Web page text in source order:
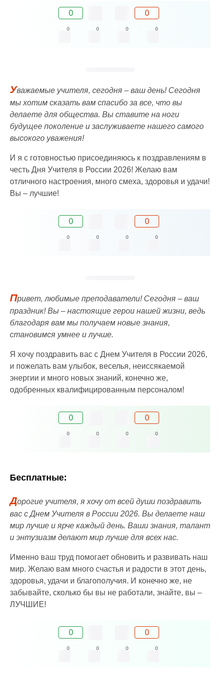
0 0
0 0 0 0
Уважаемые учителя, сегодня – ваш день! Сегодня
мы хотим сказать вам спасибо за все, что вы
делаете для общества. Вы ставите на ноги
будущее поколение и заслуживаете нашего самого
высокого уважения!
И я с готовностью присоединяюсь к поздравлениям в
честь Дня Учителя в России 2026! Желаю вам
отличного настроения, много смеха, здоровья и удачи!
Вы – лучшие!
0 0
0 0 0 0
Привет, любимые преподаватели! Сегодня – ваш
праздник! Вы – настоящие герои нашей жизни, ведь
благодаря вам мы получаем новые знания,
становимся умнее и лучше.
Я хочу поздравить вас с Днем Учителя в России 2026,
и пожелать вам улыбок, веселья, неиссякаемой
энергии и много новых знаний, конечно же,
одобренных квалифицированным персоналом!
0 0
0 0 0 0
Бесплатные:
Дорогие учителя, я хочу от всей души поздравить
вас с Днем Учителя в России 2026. Вы делаете наш
мир лучше и ярче каждый день. Ваши знания, талант
и энтузиазм делают мир лучше для всех нас.
Именно ваш труд помогает обновить и развивать наш
мир. Желаю вам много счастья и радости в этот день,
здоровья, удачи и благополучия. И конечно же, не
забывайте, сколько бы вы не работали, знайте, вы –
ЛУЧШИЕ!
0 0
0 0 0 0